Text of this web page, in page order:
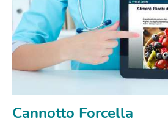
Cannotto Forcella